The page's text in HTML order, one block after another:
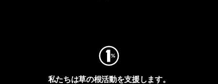
私たちは草の根活動を支援します。